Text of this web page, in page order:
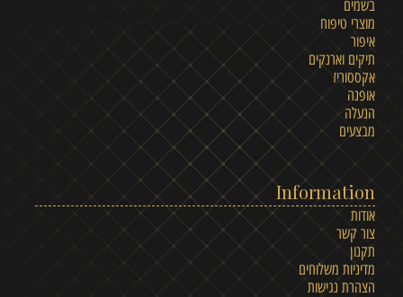
בשמים
מוצרי טיפוח
איפור
תיקים וארנקים
אקססוריז
אופנה
הנעלה
מבצעים
Information
אודות
צור קשר
תקנון
מדיניות משלוחים
הצהרת נגישות